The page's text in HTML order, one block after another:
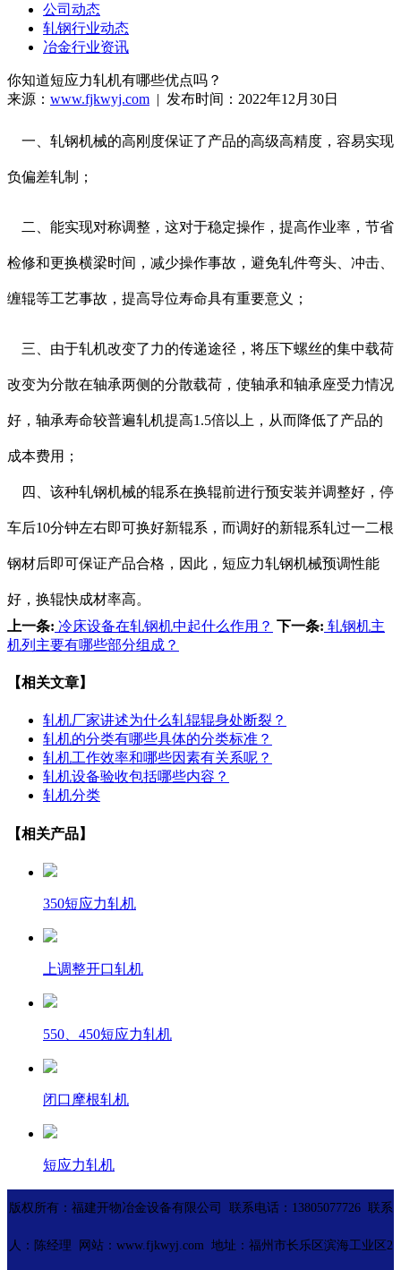
公司动态
轧钢行业动态
冶金行业资讯
你知道短应力轧机有哪些优点吗？
来源： www.fjkwyj.com | 发布时间：2022年12月30日
一、轧钢机械的高刚度保证了产品的高级高精度，容易实现
负偏差轧制；
二、能实现对称调整，这对于稳定操作，提高作业率，节省
检修和更换横梁时间，减少操作事故，避免轧件弯头、冲击、
缠辊等工艺事故，提高导位寿命具有重要意义；
三、由于轧机改变了力的传递途径，将压下螺丝的集中载荷
改变为分散在轴承两侧的分散载荷，使轴承和轴承座受力情况
好，轴承寿命较普遍轧机提高1.5倍以上，从而降低了产品的
成本费用；
四、该种轧钢机械的辊系在换辊前进行预安装并调整好，停
车后10分钟左右即可换好新辊系，而调好的新辊系轧过一二根
钢材后即可保证产品合格，因此，短应力轧钢机械预调性能
好，换辊快成材率高。
上一条: 冷床设备在轧钢机中起什么作用？ 下一条: 轧钢机主
机列主要有哪些部分组成？
【相关文章】
轧机厂家讲述为什么轧辊辊身处断裂？
轧机的分类有哪些具体的分类标准？
轧机工作效率和哪些因素有关系呢？
轧机设备验收包括哪些内容？
轧机分类
【相关产品】
350短应力轧机
上调整开口轧机
550、450短应力轧机
闭口摩根轧机
短应力轧机
版权所有：福建开物冶金设备有限公司 联系电话：13805077726 联系
人：陈经理 网站：www.fjkwyj.com 地址：福州市长乐区滨海工业区2